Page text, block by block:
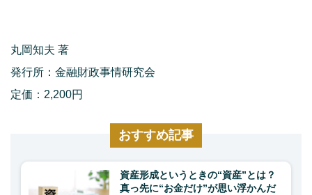
丸岡知夫 著
発行所：金融財政事情研究会
定価：2,200円
おすすめ記事
資産形成というときの“資産”とは？
真っ先に“お金だけ”が思い浮かんだ